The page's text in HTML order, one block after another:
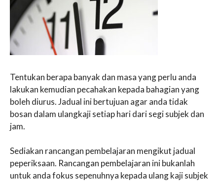
Tentukan berapa banyak dan masa yang perlu anda
lakukan kemudian pecahakan kepada bahagian yang
boleh diurus. Jadual ini bertujuan agar anda tidak
bosan dalam ulangkaji setiap hari dari segi subjek dan
jam.
Sediakan rancangan pembelajaran mengikut jadual
peperiksaan. Rancangan pembelajaran ini bukanlah
untuk anda fokus sepenuhnya kepada ulang kaji subjek